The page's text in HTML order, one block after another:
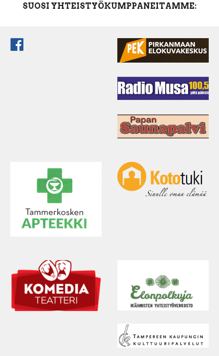
SUOSI YHTEISTYÖKUMPPANEITAMME: